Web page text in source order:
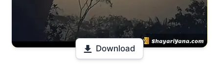
Download